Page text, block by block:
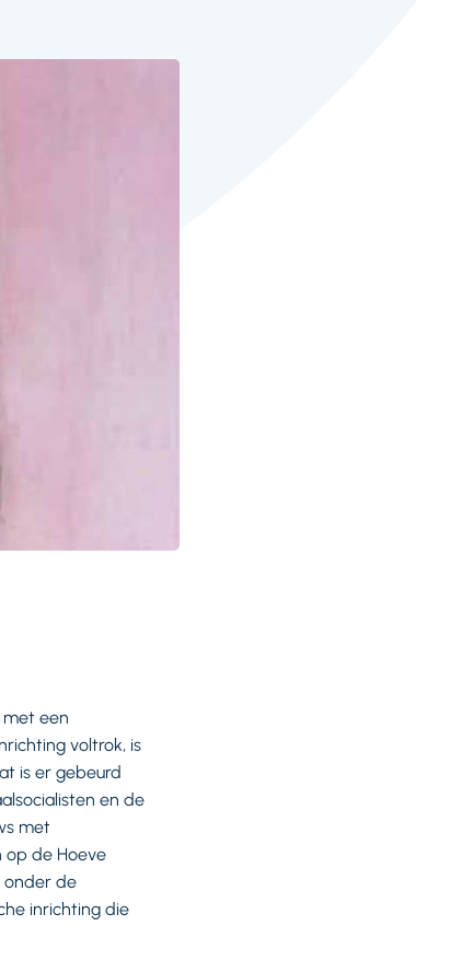
met een
voltrok, is
is er gebeurd
en de
met
op de Hoeve
onder de
inrichting die